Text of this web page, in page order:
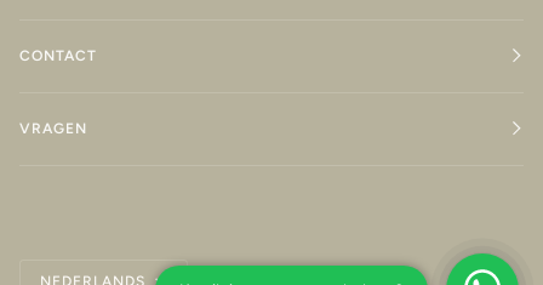
CONTACT
VRAGEN
Taal
NEDERLANDS